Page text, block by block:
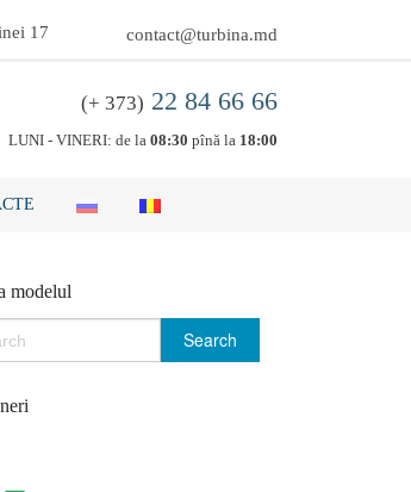
17 contact@turbina.md
(+ 373) 22 84 66 66
LUNI - VINERI: de la 08:30 pînă la 18:00
modelul